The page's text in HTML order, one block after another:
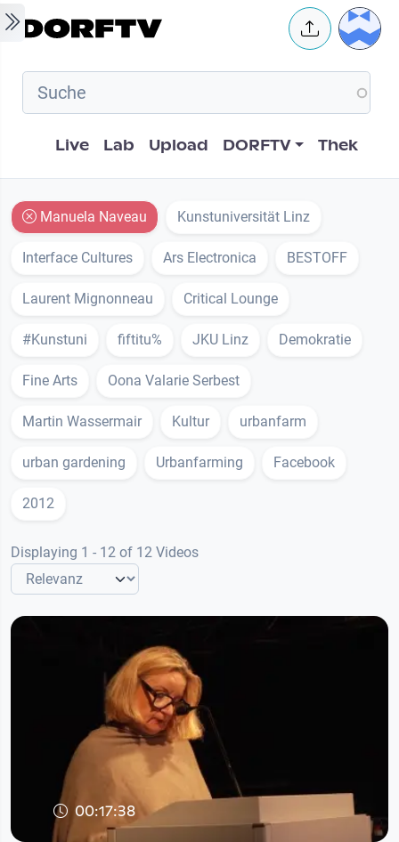
Skip to main content User
Hauptnavigation
Live Lab Upload DORFTV Thek
Manuela Naveau Kunstuniversität Linz
Interface Cultures Ars Electronica BESTOFF
Laurent Mignonneau Critical Lounge
#Kunstuni fiftitu% JKU Linz Demokratie
Fine Arts Oona Valarie Serbest
Martin Wassermair Kultur urbanfarm
urban gardening Urbanfarming Facebook
2012
Displaying 1 - 12 of 12 Videos
00:17:38